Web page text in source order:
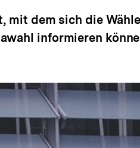
dem sich die
informieren